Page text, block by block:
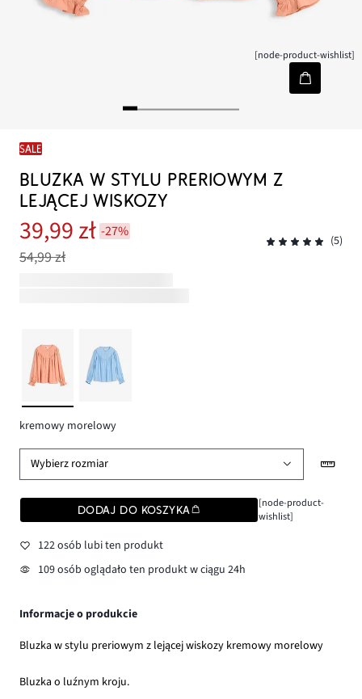
[node-product-wishlist]
SALE
BLUZKA W STYLU PRERIOWYM Z
LEJĄCEJ WISKOZY
39,99 zł -27%
54,99 zł
(5)
kremowy morelowy
Wybierz rozmiar
DODAJ DO KOSZYKA
[node-product-
wishlist]
122 osób lubi ten produkt
109 osób oglądało ten produkt w ciągu 24h
Informacje o produkcie
Bluzka w stylu preriowym z lejącej wiskozy kremowy morelowy
Bluzka o luźnym kroju.